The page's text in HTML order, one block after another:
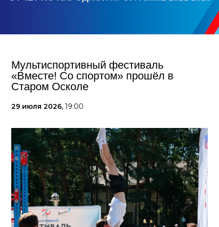
Мультиспортивный фестиваль
«Вместе! Со спортом» прошёл в
Старом Осколе
29 июля 2026, 19:00